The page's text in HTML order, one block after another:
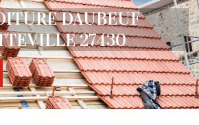
DAUBEUF
27430